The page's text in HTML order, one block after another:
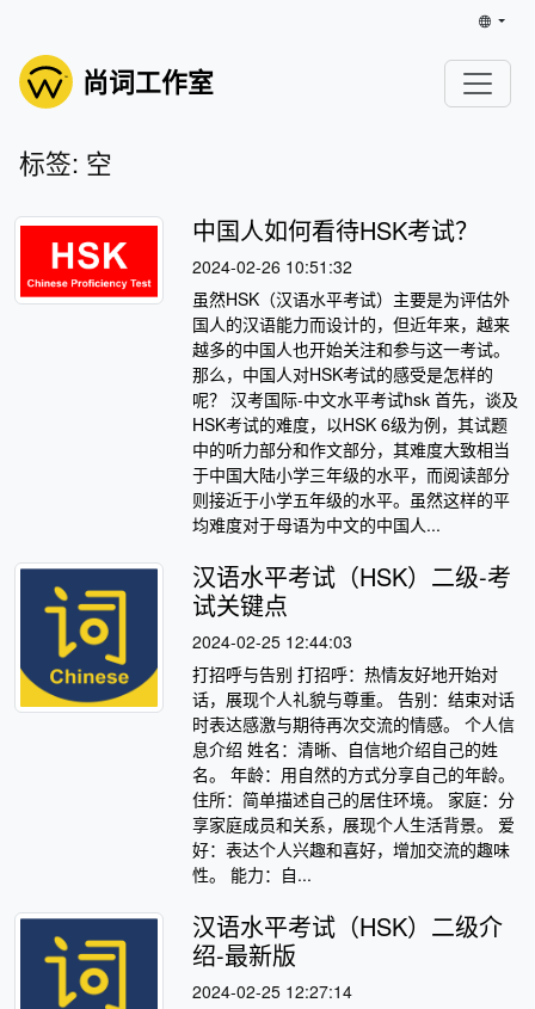
尚词工作室
标签: 空
中国人如何看待HSK考试？
2024-02-26 10:51:32
虽然HSK（汉语水平考试）主要是为评估外
国人的汉语能力而设计的，但近年来，越来
越多的中国人也开始关注和参与这一考试。
那么，中国人对HSK考试的感受是怎样的
呢？ 汉考国际-中文水平考试hsk 首先，谈及
HSK考试的难度，以HSK 6级为例，其试题
中的听力部分和作文部分，其难度大致相当
于中国大陆小学三年级的水平，而阅读部分
则接近于小学五年级的水平。虽然这样的平
均难度对于母语为中文的中国人...
汉语水平考试（HSK）二级-考
试关键点
2024-02-25 12:44:03
打招呼与告别 打招呼：热情友好地开始对
话，展现个人礼貌与尊重。 告别：结束对话
时表达感激与期待再次交流的情感。 个人信
息介绍 姓名：清晰、自信地介绍自己的姓
名。 年龄：用自然的方式分享自己的年龄。
住所：简单描述自己的居住环境。 家庭：分
享家庭成员和关系，展现个人生活背景。 爱
好：表达个人兴趣和喜好，增加交流的趣味
性。 能力：自...
汉语水平考试（HSK）二级介
绍-最新版
2024-02-25 12:27:14